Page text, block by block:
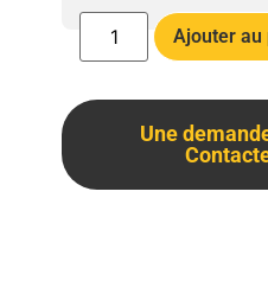
Ajouter au
Une